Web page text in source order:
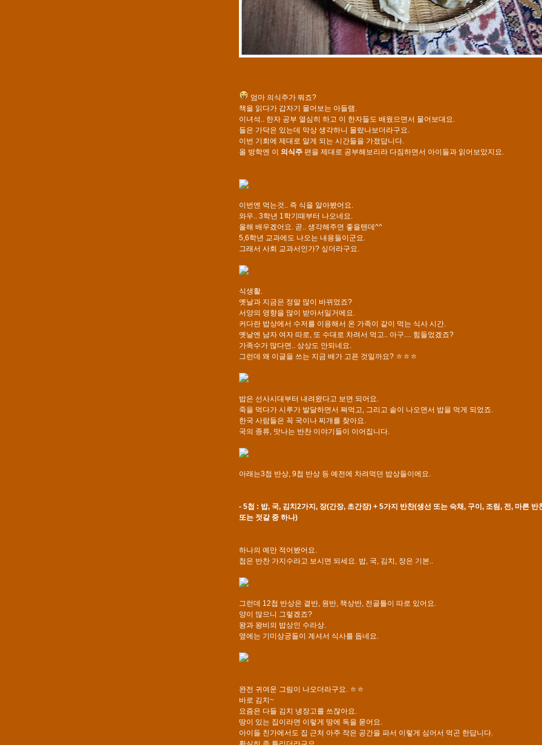
엄마 의식주가 뭐죠?
책을 읽다가 갑자기 물어보는 아들램.
이녀석.. 한자 공부 열심히 하고 이 한자들도 배웠으면서 물어보대요.
들은 가닥은 있는데 막상 생각하니 몰랐나보더라구요.
이번 기회에 제대로 알게 되는 시간들을 가졌답니다.
올 방학엔 이 의식주 편을 제대로 공부해보리라 다짐하면서 아이들과 읽어보았지요.
이번엔 먹는것.. 즉 식을 알아봤어요.
와우.. 3학년 1학기때부터 나오네요.
올해 배우겠어요. 곧.. 생각해주면 좋을텐데^^
5,6학년 교과에도 나오는 내용들이군요.
그래서 사회 교과서인가? 싶더라구요.
식생활.
옛날과 지금은 정말 많이 바뀌었죠?
서양의 영향을 많이 받아서일거에요.
커다란 밥상에서 수저를 이용해서 온 가족이 같이 먹는 식사 시간.
옛날엔 남자 여자 따로, 또 수대로 차려서 먹고.. 아구.... 힘들었겠죠?
가족수가 많다면.. 상상도 안되네요.
그런데 왜 이글을 쓰는 지금 배가 고픈 것일까요? ㅎㅎㅎ
밥은 선사시대부터 내려왔다고 보면 되어요.
죽을 먹다가 시루가 발달하면서 쪄먹고, 그리고 솥이 나오면서 밥을 먹게 되었죠.
한국 사람들은 꼭 국이나 찌개를 찾아요.
국의 종류, 맛나는 반찬 이야기들이 이어집니다.
아래는3첩 반상, 9첩 반상 등 예전에 차려먹던 밥상들이에요.
- 5첩 : 밥, 국, 김치2가지, 장(간장, 초간장) + 5가지 반찬(생선 또는 숙채, 구이, 조림, 전, 마른 반
또는 젓갈 중 하나)
하나의 예만 적어봤어요.
첩은 반찬 가지수라고 보시면 되세요. 밥, 국, 김치, 장은 기본..
그런데 12첩 반상은 곁반, 원반, 책상반, 전골틀이 따로 있어요.
양이 많으니 그렇겠죠?
왕과 왕비의 밥상인 수라상.
옆에는 기미상궁들이 계셔서 식사를 돕네요.
완전 귀여운 그림이 나오더라구요. ㅎㅎ
바로 김치~
요즘은 다들 김치 냉장고를 쓰잖아요.
땅이 있는 집이라면 이렇게 땅에 독을 묻어요.
아이들 친가에서도 집 근처 아주 작은 공간을 파서 이렇게 심어서 먹곤 한답니다.